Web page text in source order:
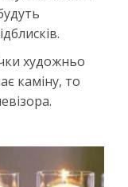
художньо
каміну, то